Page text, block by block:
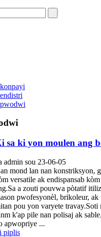
sa ki yon moulen ang
admin sou 23-06-05
mond lan nan konstriksyon,
versatile ak endispansab
a zouti pouvwa pòtatif
pwofesyonèl, brikoleur, ak
pou yon varyete travay.Soti
k'ap pile nan polisaj ak
apwopriye ...
piplis